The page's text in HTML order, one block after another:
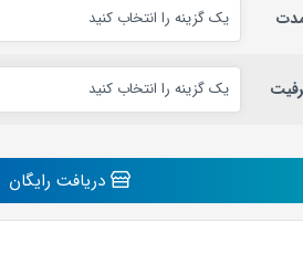
دریافت رایگان